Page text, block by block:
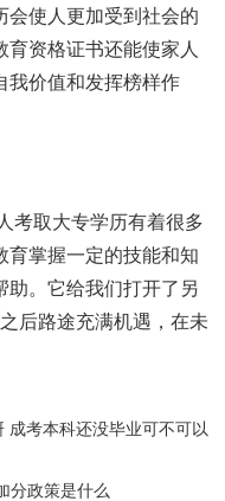
会使人更加受到社会的
资格证书还能使家人
我价值和发挥榜样作
考取大专学历有着很多
育掌握一定的技能和知
助。它给我们打开了另
后路途充满机遇，在未
成考本科还没毕业可不可以
分政策是什么